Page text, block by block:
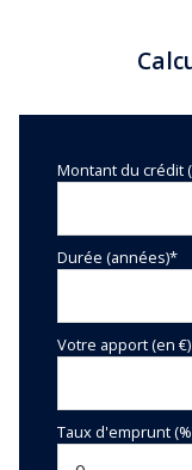
Montant du crédit
Durée (années)*
Votre apport (en
Taux d'emprunt